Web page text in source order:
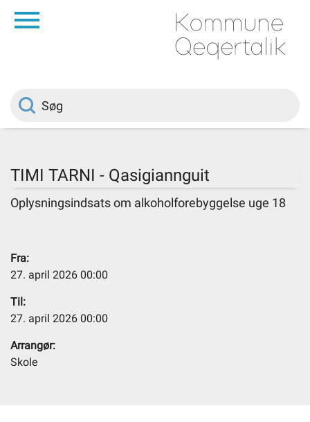
Borger
Om kommunen
Selvbetjening
TIMI TARNI - Qasigiannguit
Oplysningsindsats om alkoholforebyggelse uge 18
Fra:
27. april 2026 00:00
Til:
27. april 2026 00:00
Arrangør:
Skole